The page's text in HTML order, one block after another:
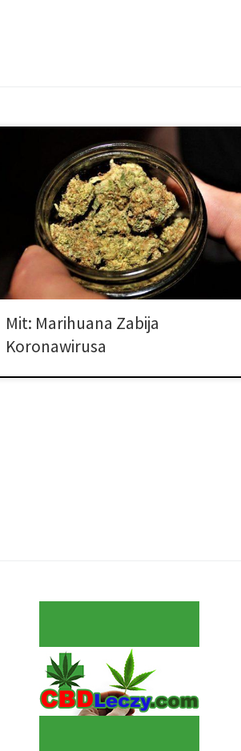
Użytkownicy mediów społecznościowych
udostępniają między sobą informacje, które twierdzą,
że marihuana zabija koronawirusa. Są to informacje z
reportażu, jednak nie została udostępniona żadna
nazwa źródła, z którego pochodzi ta informacja. W
raporcie użyto terminu „zioło”, slangowego określenia
marihuany. Reuters nie mógł znaleźć żadnych dużych
agencji informacyjnych, które mogły zapoczątkować
rozpowszechnianie […]
Mit: Marihuana Zabija
Koronawirusa